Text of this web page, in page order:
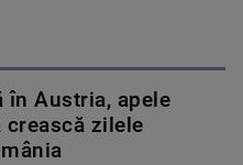
în Austria, apele
crească zilele